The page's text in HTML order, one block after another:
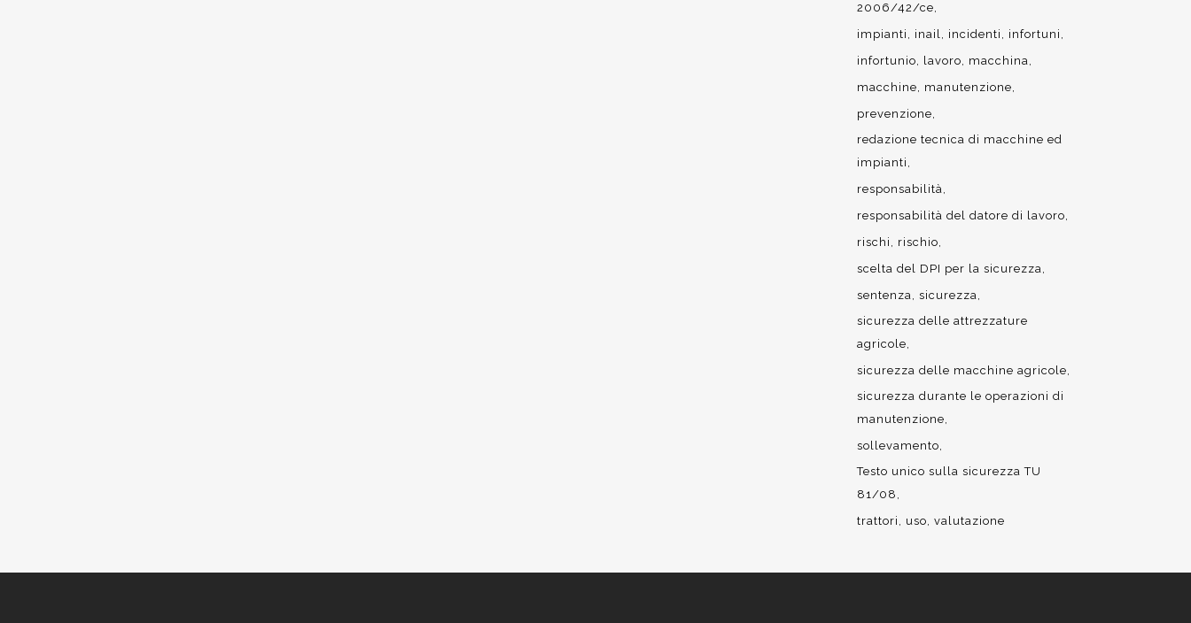
2006/42/ce
impianti
inail incidenti
infortuni
infortunio
lavoro
macchina
macchine
manutenzione
prevenzione
redazione tecnica di macchine ed
impianti
responsabilità
responsabilità del datore di lavoro
rischi
rischio
scelta del DPI per la sicurezza
sentenza sicurezza
sicurezza delle attrezzature
agricole
sicurezza delle macchine agricole
sicurezza durante le operazioni di
manutenzione
sollevamento
Testo unico sulla sicurezza TU
81/08
trattori
uso valutazione